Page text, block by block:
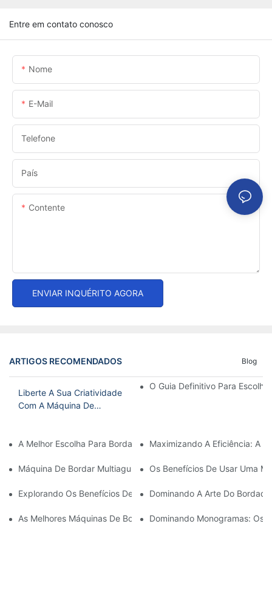
Entre em contato conosco
Nome
E-Mail
Telefone
País
Contente
ENVIAR INQUÉRITO AGORA
ARTIGOS RECOMENDADOS Blog
Liberte A Sua Criatividade
Com A Máquina De
O Guia Definitivo Para
A Melhor Escolha Para Bordado Doméstico: A Melhor Máquina
Maximizando A Eficiência: A
Máquina De Bordar Multiagulhas Acessível: Uma Opção
Os Benefícios De Usar Uma
Explorando Os Benefícios De Uma Máquina De Bordar Com
Dominando A Arte Do
As Melhores Máquinas De Bordar Comerciais Pequenas Para O
Dominando Monogramas: Os